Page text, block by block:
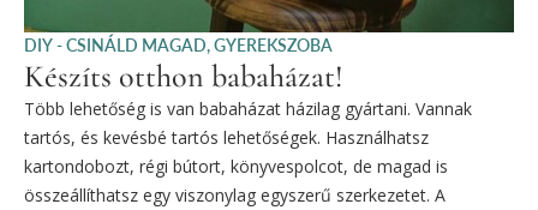
DIY - CSINÁLD MAGAD,GYEREKSZOBA
Készíts otthon babaházat!
Több lehetőség is van babaházat házilag gyártani. Vannak
tartós, és kevésbé tartós lehetőségek. Használhatsz
kartondobozt, régi bútort, könyvespolcot, de magad is
összeállíthatsz egy viszonylag egyszerű szerkezetet. A